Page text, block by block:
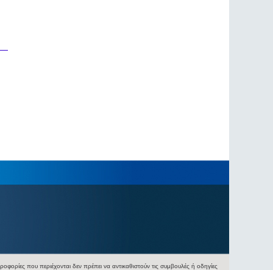
που περιέχονται δεν πρέπει να αντικαθιστούν τις συμβουλές ή οδηγίες